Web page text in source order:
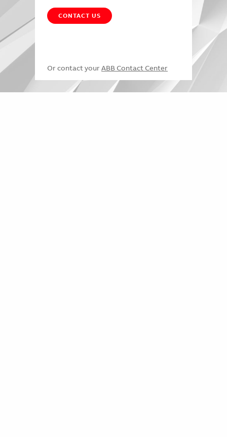
CONTACT US
Or contact your ABB Contact Center